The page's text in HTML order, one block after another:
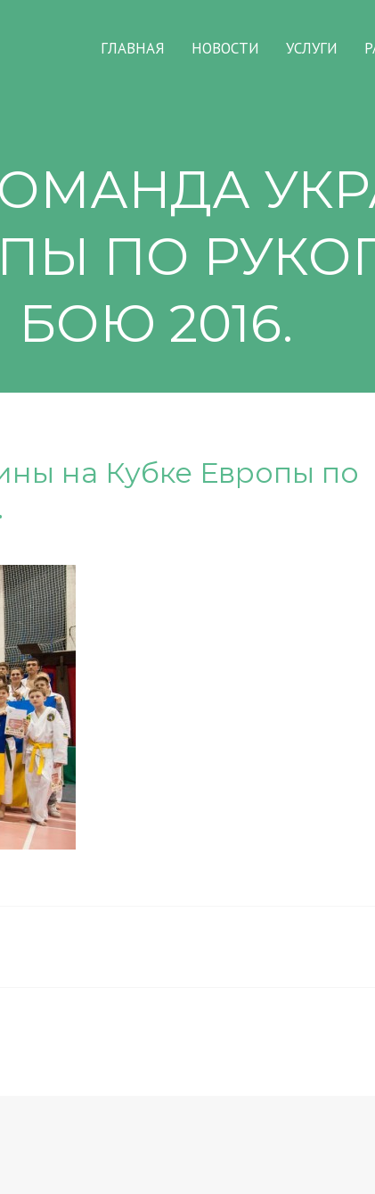
ГЛАВНАЯ НОВОСТИ УСЛУГИ
ПО
БОЮ 2016.
на Кубке Европы по